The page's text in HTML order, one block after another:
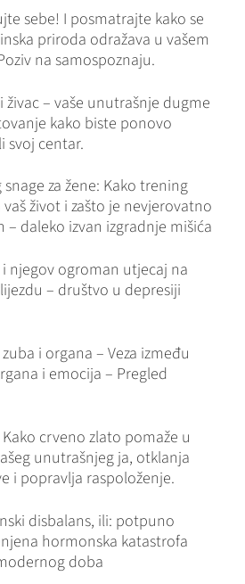
sebe! I posmatrajte kako se
priroda odražava u vašem
na samospoznaju.
živac – vaše unutrašnje dugme
kako biste ponovo
svoj centar.
za žene: Kako trening
život i zašto je nevjerovatno
– daleko izvan izgradnje mišića
njegov ogroman utjecaj na
– društvo u depresiji
i organa – Veza između
i emocija – Pregled
crveno zlato pomaže u
unutrašnjeg ja, otklanja
i popravlja raspoloženje.
disbalans, ili: potpuno
hormonska katastrofa
doba